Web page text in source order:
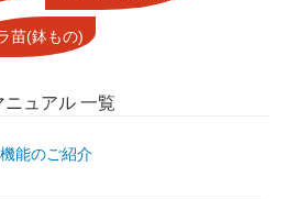
苗(鉢もの)
ニュアル 一覧
能のご紹介